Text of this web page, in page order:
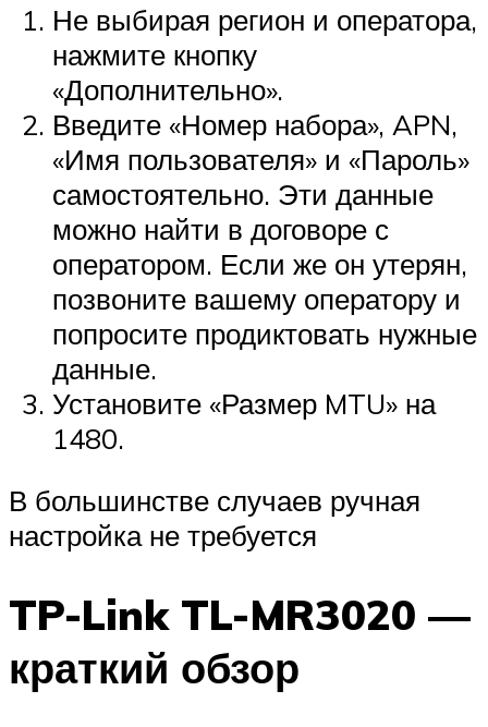
Не выбирая регион и оператора,
нажмите кнопку
«Дополнительно».
Введите «Номер набора», APN,
«Имя пользователя» и «Пароль»
самостоятельно. Эти данные
можно найти в договоре с
оператором. Если же он утерян,
позвоните вашему оператору и
попросите продиктовать нужные
данные.
Установите «Размер MTU» на
1480.
В большинстве случаев ручная
настройка не требуется
TP-Link TL-MR3020 —
краткий обзор